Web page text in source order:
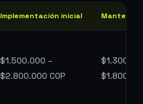
Implementación inicial
$1.500.000 –
$2.800.000 COP